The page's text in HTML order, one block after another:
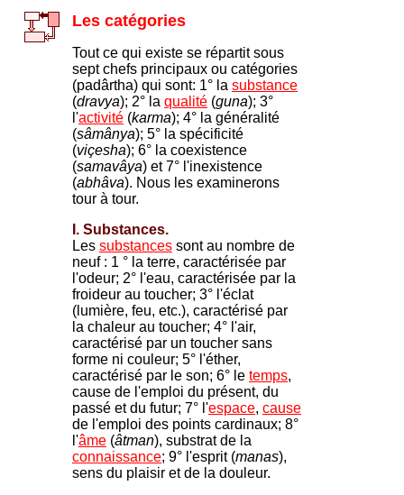
Les catégories
Tout ce qui existe se répartit sous
sept chefs principaux ou catégories
(padârtha) qui sont: 1° la substance
(dravya); 2° la qualité (guna); 3°
l'activité (karma); 4° la généralité
(sâmânya); 5° la spécificité
(viçesha); 6° la coexistence
(samavâya) et 7° l'inexistence
(abhâva). Nous les examinerons
tour à tour.
I. Substances.
Les substances sont au nombre de
neuf : 1 ° la terre, caractérisée par
l'odeur; 2° l'eau, caractérisée par la
froideur au toucher; 3° l'éclat
(lumière, feu, etc.), caractérisé par
la chaleur au toucher; 4° l'air,
caractérisé par un toucher sans
forme ni couleur; 5° l'éther,
caractérisé par le son; 6° le temps,
cause de l'emploi du présent, du
passé et du futur; 7° l'espace, cause
de l'emploi des points cardinaux; 8°
l'âme (âtman), substrat de la
connaissance; 9° l'esprit (manas),
sens du plaisir et de la douleur.